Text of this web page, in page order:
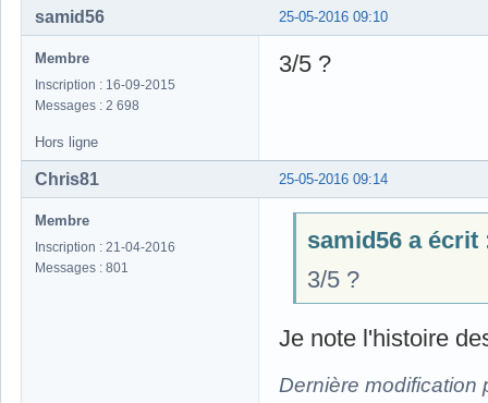
25-05-2016 09:10
samid56
Membre
Inscription : 16-09-2015
Messages : 2 698
3/5 ?
Hors ligne
25-05-2016 09:14
Chris81
Membre
Inscription : 21-04-2016
Messages : 801
samid56 a écrit
3/5 ?
Je note l'histoire
Dernière modification